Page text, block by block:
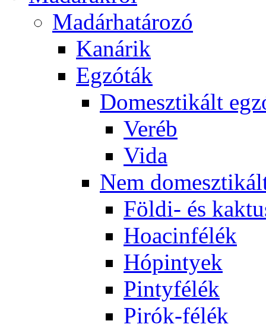
Madárhatározó
Kanárik
Egzóták
Domesztikált
Veréb
Vida
Nem
Földi- és
Hoacinfélék
Hópintyek
Pintyfélék
Pirók-félék